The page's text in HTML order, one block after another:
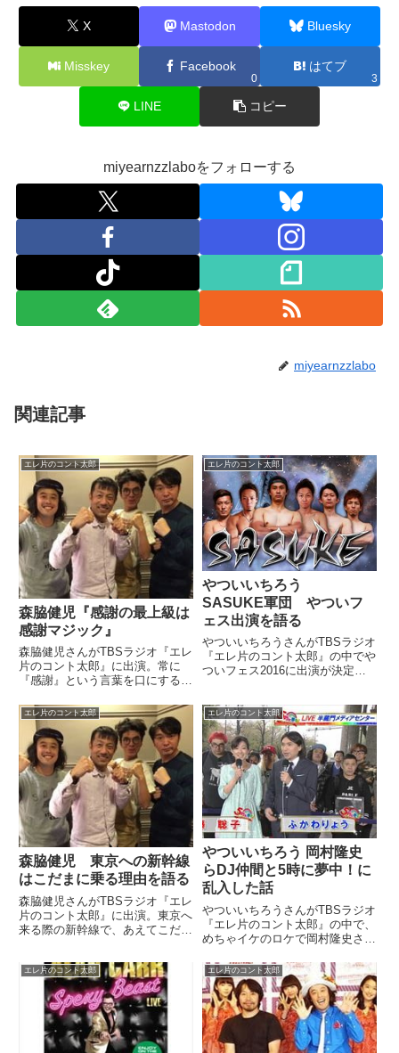
X Mastodon Bluesky
Misskey Facebook
0
はてブ
3
LINE コピー
miyearnzzlaboをフォローする
miyearnzzlabo
関連記事
エレ片のコント太郎
森脇健児『感謝の最上級は
感謝マジック』
森脇健児さんがTBSラジオ『エレ
片のコント太郎』に出演。常に
『感謝』という言葉を口にする森
る『感謝マジック』について話し
ていました。【毎週土曜日放送】
今日はTBSラジオで深夜1時から
JUNKサタデー「エレ片のコ...
エレ片のコント太郎
やついいちろう
SASUKE軍団 やついフ
ェス出演を語る
やついいちろうさんがTBSラジオ
『エレ片のコント太郎』の中でや
ついフェス2016に出演が決定し
ッ！！！！チケット買いましたか
ー？e+とO-EAST店頭で発売中で
す！誰みるか決めま...
エレ片のコント太郎
森脇健児 東京への新幹線
はこだまに乗る理由を語る
森脇健児さんがTBSラジオ『エレ
片のコント太郎』に出演。東京へ
来る際の新幹線で、あえてこだま
日はTBSラジオで深夜1時から
JUNKサタデー「エレ片のコント
太郎」の放送です！今日はゲ...
エレ片のコント太郎
やついいちろう 岡村隆史
らDJ仲間と5時に夢中！に
乱入した話
やついいちろうさんがTBSラジオ
『エレ片のコント太郎』の中で、
めちゃイケのロケで岡村隆史さ
ビ 5時に夢中！に乱入した際の話
をしていました。5時に夢中の生
放送中に99岡村などが画面に映
り込む事案発生 | pi...
エレ片のコント太郎 エレ片のコント太郎